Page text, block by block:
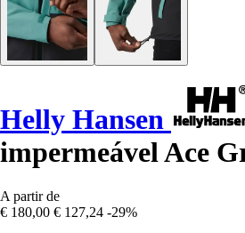
Helly Hansen
impermeável Ace
A partir de
€ 180,00 € 127,24 -29%